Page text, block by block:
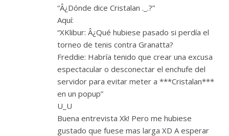
“Â¿Dónde dice Cristalan ._.?”
Aquí:
“XKlibur: Â¿Qué hubiese pasado si perdía el
torneo de tenis contra Granatta?
Freddie: Habría tenido que crear una excusa
espectacular o desconectar el enchufe del
servidor para evitar meter a ***Cristalan***
en un popup”
U_U
Buena entrevista Xk! Pero me hubiese
gustado que fuese mas larga XD A esperar